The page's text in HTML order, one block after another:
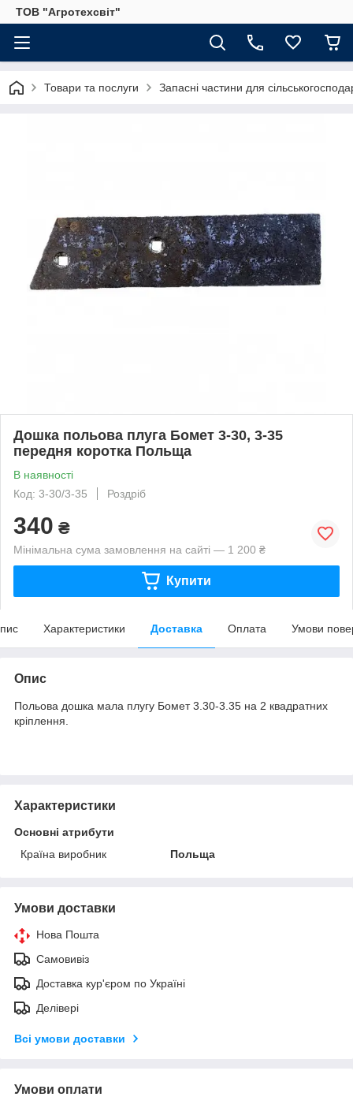
ТОВ "Агротехсвіт"
Товари та послуги Запасні частини для
Дошка польова плуга Бомет 3-30, 3-35
передня коротка Польща
В наявності
Код: 3-30/3-35
Роздріб
340 ₴
Мінімальна сума замовлення на сайті — 1 200 ₴
Купити
Характеристики Доставка Оплата Умови
Опис
Польова дошка мала плугу Бомет 3.30-3.35 на 2 квадратних
кріплення.
Характеристики
Основні атрибути
Країна виробник
Польща
Умови доставки
Нова Пошта
Самовивіз
Доставка кур'єром по Україні
Делівері
Всі умови доставки
Умови оплати